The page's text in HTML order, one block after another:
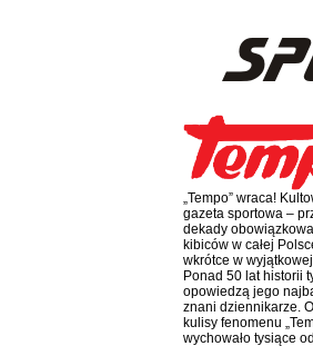
„Tempo” wraca!
gazeta sportowa –
dekady
kibiców w całej
wkrótce w
Ponad 50 lat historii
opowiedzą jego
znani dziennikarze.
kulisy fenomenu
wychowało tysiące